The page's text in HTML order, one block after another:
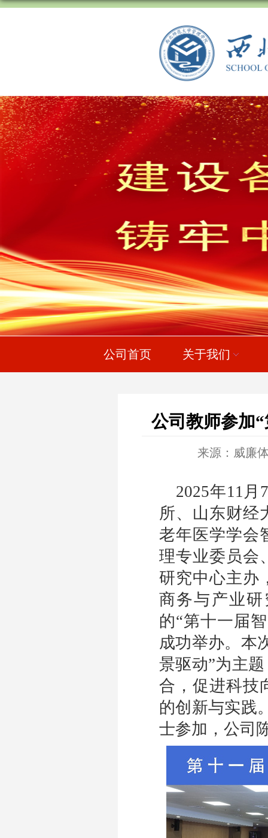
公司首页 关于我们
公司教师参加
来源：威廉
2025年11 月
所、山东财经
老年医学学会
理专业委员会
研究中心主办
商务与产业
的“第十一届
成功举办。本
景驱动”为主
合，促进科技
的创新与实践
士参加，公司